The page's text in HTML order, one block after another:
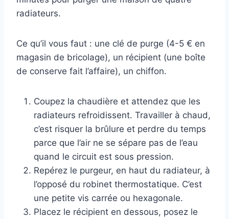
radiateurs.
Ce qu’il vous faut : une clé de purge (4-5 € en
magasin de bricolage), un récipient (une boîte
de conserve fait l’affaire), un chiffon.
Coupez la chaudière et attendez que les
radiateurs refroidissent. Travailler à chaud,
c’est risquer la brûlure et perdre du temps
parce que l’air ne se sépare pas de l’eau
quand le circuit est sous pression.
Repérez le purgeur, en haut du radiateur, à
l’opposé du robinet thermostatique. C’est
une petite vis carrée ou hexagonale.
Placez le récipient en dessous, posez le